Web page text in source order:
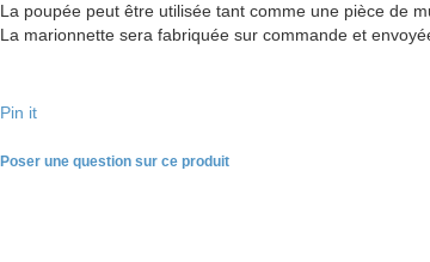
La poupée peut être utilisée tant comme une pièce de
La marionnette sera fabriquée sur commande et
Pin it
Poser une question sur ce produit